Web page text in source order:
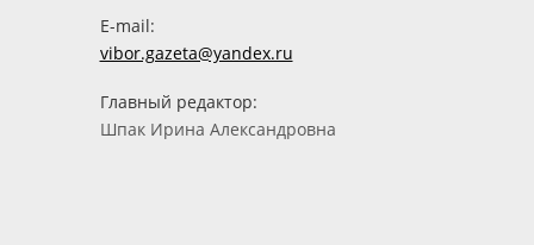
E-mail:
vibor.gazeta@yandex.ru
Главный редактор:
Шпак Ирина Александровна